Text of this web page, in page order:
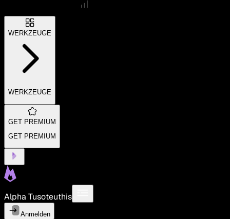
WERKZEUGE
WERKZEUGE
GET PREMIUM
GET PREMIUM
Alpha Tusoteuthis
Anmelden